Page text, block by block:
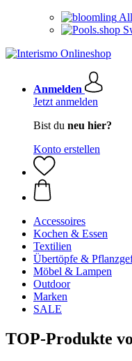
Anmelden
Jetzt anmelden
Bist du neu hier?
Konto erstellen
Accessoires
Kochen & Essen
Textilien
Übertöpfe &
Möbel & Lampen
Outdoor
Marken
SALE
TOP-Produkte